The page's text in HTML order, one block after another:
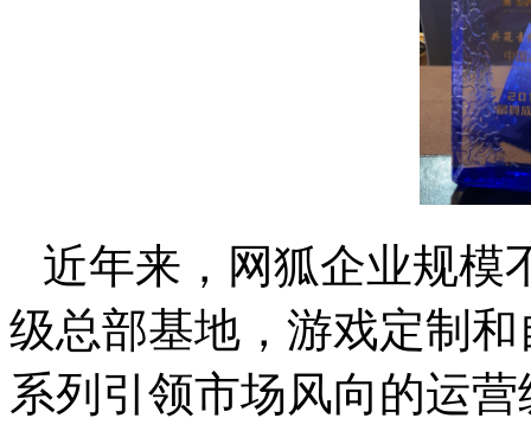
近年来，网狐企业规模
级总部基地，游戏定制
系列引领市场风向的运